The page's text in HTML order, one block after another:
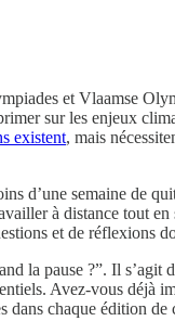
et Vlaamse
sur les enjeux
existent, mais
d’une semaine de
à distance tout
et de réflexions
la pause ?”. Il
Avez-vous déjà
chaque édition